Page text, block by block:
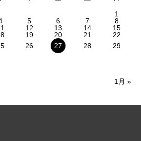
1
5 6 7
8
12 13 14
15
19 20 21
22
26 27 28
29
1月 »